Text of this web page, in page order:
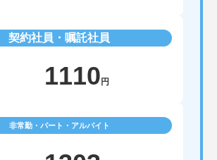
契約社員・嘱託社員
1110 円
非常勤・パート・アルバイト